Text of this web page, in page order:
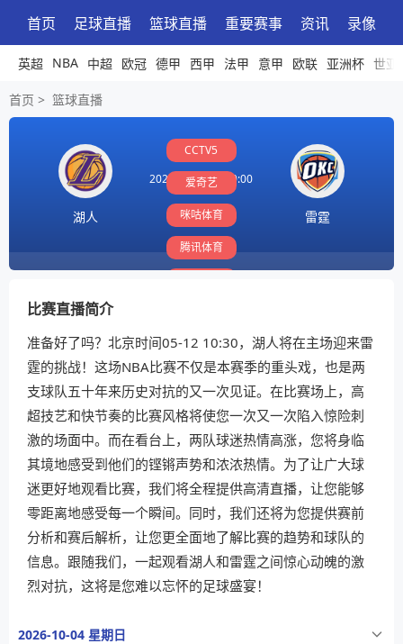
首页 足球直播 篮球直播 重要赛事 资讯 录像
英超 NBA 中超 欧冠 德甲 西甲 法甲 意甲 欧联 亚洲杯 世亚
首页 > 篮球直播
湖人
CCTV5
爱奇艺
咪咕体育
腾讯体育
2026-05-12 10:30:00
雷霆
比赛直播简介
准备好了吗？北京时间05-12 10:30，湖人将在主场迎来雷
霆的挑战！这场NBA比赛不仅是本赛季的重头戏，也是两
支球队五十年来历史对抗的又一次见证。在比赛场上，高
超技艺和快节奏的比赛风格将使您一次又一次陷入惊险刺
激的场面中。而在看台上，两队球迷热情高涨，您将身临
其境地感受到他们的铿锵声势和浓浓热情。为了让广大球
迷更好地观看比赛，我们将全程提供高清直播，让您能够
零距离地感受每一个瞬间。同时，我们还将为您提供赛前
分析和赛后解析，让您更全面地了解比赛的趋势和球队的
信息。跟随我们，一起观看湖人和雷霆之间惊心动魄的激
烈对抗，这将是您难以忘怀的足球盛宴！
2026-10-04 星期日